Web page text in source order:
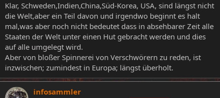
Klar, Schweden,Indien,China,Süd-Korea, USA, sind längst nicht
die Welt,aber ein Teil davon und irgendwo beginnt es halt
mal,was aber noch nicht bedeutet dass in absehbarer Zeit alle
Staaten der Welt unter einen Hut gebracht werden und dies
auf alle umgelegt wird.
Aber von bloßer Spinnerei von Verschwörern zu reden, ist
inzwischen; zumindest in Europa; längst überholt.
infosammler